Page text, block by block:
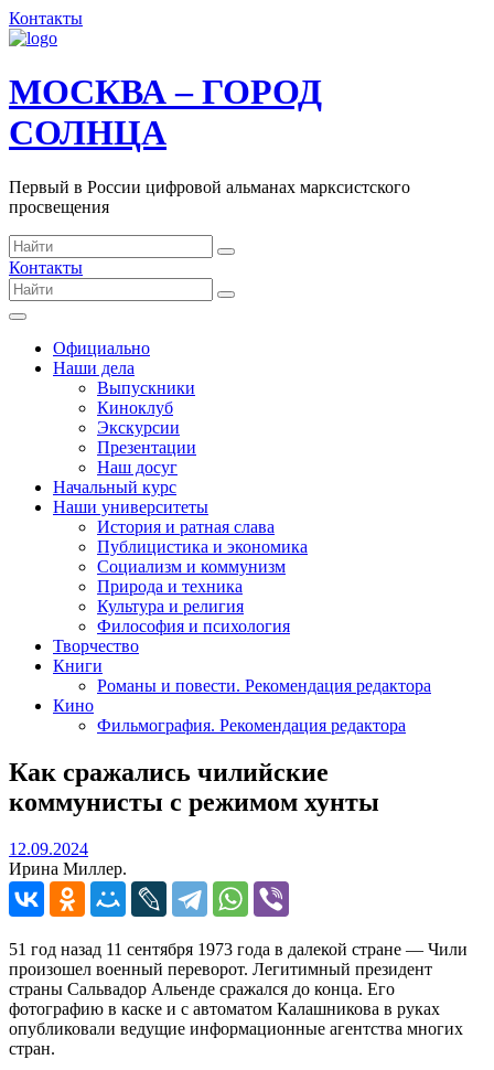
Контакты
МОСКВА – ГОРОД
СОЛНЦА
Первый в России цифровой альманах марксистского
просвещения
Контакты
Официально
Наши дела
Выпускники
Киноклуб
Экскурсии
Презентации
Наш досуг
Начальный курс
Наши университеты
История и ратная слава
Публицистика и экономика
Социализм и коммунизм
Природа и техника
Культура и религия
Философия и психология
Творчество
Книги
Романы и повести. Рекомендация редактора
Кино
Фильмография. Рекомендация редактора
Как сражались чилийские
коммунисты с режимом хунты
12.09.202412.09.2024
Ирина Миллер.
51 год назад 11 сентября 1973 года в далекой стране — Чили
произошел военный переворот. Легитимный президент
страны Сальвадор Альенде сражался до конца. Его
фотографию в каске и с автоматом Калашникова в руках
опубликовали ведущие информационные агентства многих
стран.